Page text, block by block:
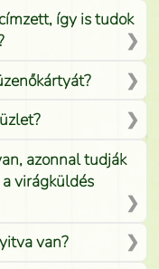
így is tudok
azonnal tudják
virágküldés
van?